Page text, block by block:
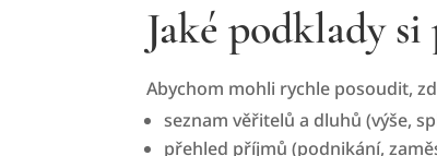
Jaké podklady
Abychom mohli rychle posoudit,
seznam věřitelů a dluhů (výše,
přehled příjmů (podnikání,